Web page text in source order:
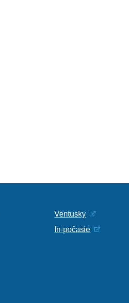
Ventusky
In-počasie